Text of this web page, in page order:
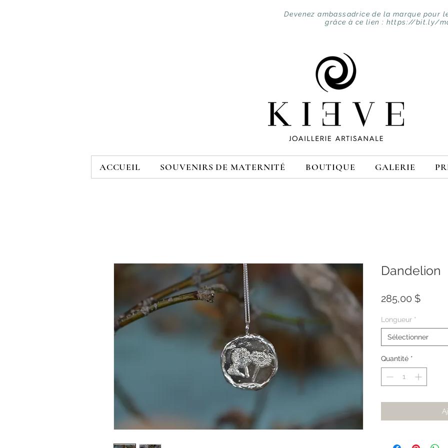
Devenez ambassadrice de la marque pour
grâce à ce lien : https://bit.ly/
ACCUEIL SOUVENIRS DE MATERNITÉ BOUTIQUE GALERIE
Dandelion
285,00 $Prix
Longueur *
Sélectionner
Quantité *